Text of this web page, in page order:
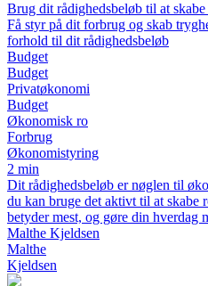
Brug dit rådighedsbeløb til at
Få styr på dit forbrug og skab
forhold til dit rådighedsbeløb
Budget
Budget
Privatøkonomi
Budget
Økonomisk ro
Forbrug
Økonomistyring
2 min
Dit rådighedsbeløb er nøglen til
du kan bruge det aktivt til at skabe
betyder mest, og gøre din hverdag
Malthe Kjeldsen
Malthe
Kjeldsen